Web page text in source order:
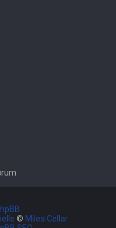
© Miles Cellar